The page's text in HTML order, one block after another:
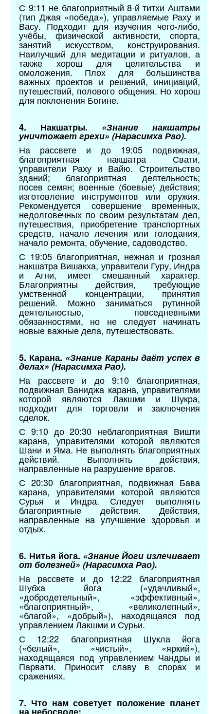
С 9:11 не благоприятный 8-й титхи Аштами
(тип Джая «победа»), управляемые Раху и
Васу. Подходит для изучения чего-либо,
учёбы, физической активности, спорта,
занятий искусством, конструирования.
Наилучший для медитации и ритуалов, а
также хорош для целительства и
омоложения. Плох для большинства
важных проектов и решений, инициаций,
путешествий, полового общения. Но хорош
для поклонения Богине.
4. Накшатры. «Знание накшатры
уничтожает грехи» (Нарасимха Рао).
На рассвете и до 19:05 подвижная,
благоприятная накшатра Свати,
управители Раху и Вайю. Строительство
зданий; благоприятная деятельность;
посев семян; военные (боевые) действия;
изготовление инструментов или оружия.
Рекомендуется совершение временных,
недолговечных по своим результатам дел,
путешествия, приобретение транспортных
средств, начало лечения или голодания,
начало ремонта, обучение, садоводство.
С 19:05 благоприятная, нежная и грозная
накшатра Вишакха, управители Гуру, Индра
и Агни, имеет смешанный характер.
Благоприятны действия, требующие
умственной концентрации, принятия
решений. Можно заниматься рутинной
деятельностью, повседневными
обязанностями, но не следует начинать
новые важные дела, путешествовать.
5. Карана. «Знание Караны даёт успех в
делах» (Нарасимха Рао).
На рассвете и до 9:10 благоприятная,
подвижная Ваниджа карана, управителями
которой являются Лакшми и Шукра,
подходит для торговли и заключения
сделок.
С 9:10 до 20:30 неблагоприятная Вишти
карана, управителями которой являются
Шани и Яма. Не выполнять благоприятных
действий. Выполнять действия,
направленные на разрушение врагов.
С 20:30 благоприятная, подвижная Бава
карана, управителями которой являются
Сурья и Индра. Следует выполнять
благоприятные действия. Действия,
направленные на улучшение здоровья и
отдых.
6. Нитья йога. «Знание Йоги излечивает
от болезней» (Нарасимха Рао).
На рассвете и до 12:22 благоприятная
Шубха йога («удачливый»,
«добродетельный», «эффективный»,
«благоприятный», «великолепный»,
«благой», «добрый»), находящаяся под
управлением Лакшми и Сурьи.
С 12:22 благоприятная Шукла йога
(«белый», «чистый», «яркий»),
находящаяся под управлением Чандры и
Парвати. Приносит славу в спорах и
сражениях.
7. Что нам советует положение планет